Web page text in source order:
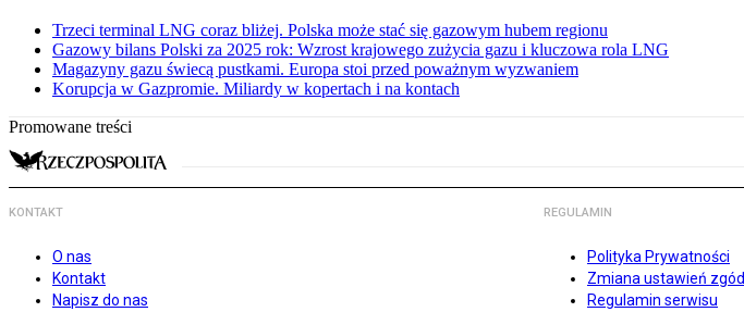
Trzeci terminal LNG coraz bliżej. Polska może stać się gazowym hubem regionu
Gazowy bilans Polski za 2025 rok: Wzrost krajowego zużycia gazu i kluczowa rola LNG
Magazyny gazu świecą pustkami. Europa stoi przed poważnym wyzwaniem
Korupcja w Gazpromie. Miliardy w kopertach i na kontach
Promowane treści
KONTAKT
O nas
Kontakt
Napisz do nas
REGULAMIN
Polityka Prywatności
Zmiana ustawień zgód
Regulamin serwisu